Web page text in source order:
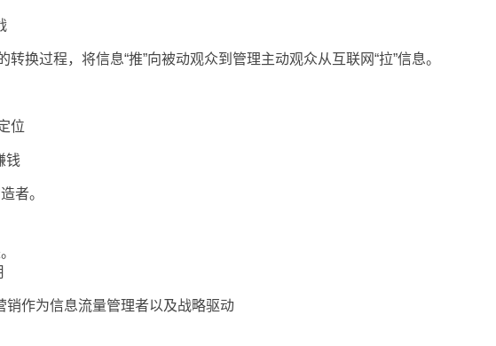
换过程，将信息“推”向被动观众到管理主动观众从互联网“拉”信息。
位
钱
者。
作为信息流量管理者以及战略驱动